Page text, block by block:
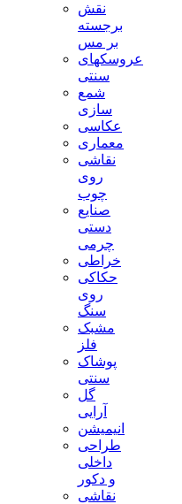
نقش
برجسته
بر مس
عروسکهای
سنتی
شمع
سازی
عکاسی
معماری
نقاشی
روی
چوب
صنایع
دستی
چرمی
خراطی
حکاکی
روی
سنگ
مشبک
فلز
پوشاک
سنتی
گل
آرایی
انیمیشن
طراحی
داخلی
و دکور
نقاشی